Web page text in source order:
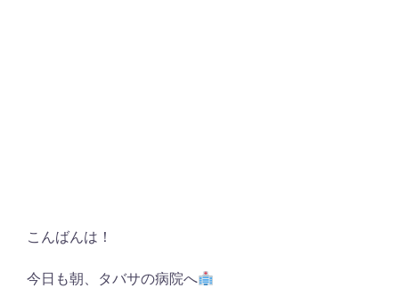
こんばんは！
今日も朝、タバサの病院へ